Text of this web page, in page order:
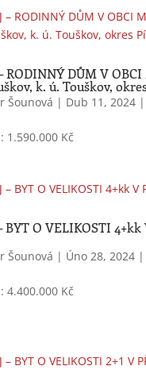
RODINNÝ DŮM V
k. ú. Touškov,
Šounová | Dub 11, 2024|
1.590.000 Kč
BYT O VELIKOSTI 4+kk
Šounová | Úno 28, 2024|
4.400.000 Kč